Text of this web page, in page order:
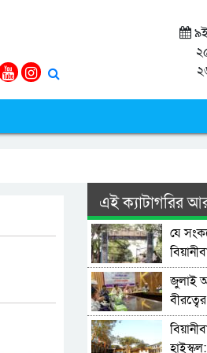
৯ই
এই ক্যাটাগরির
যে
জুলাই